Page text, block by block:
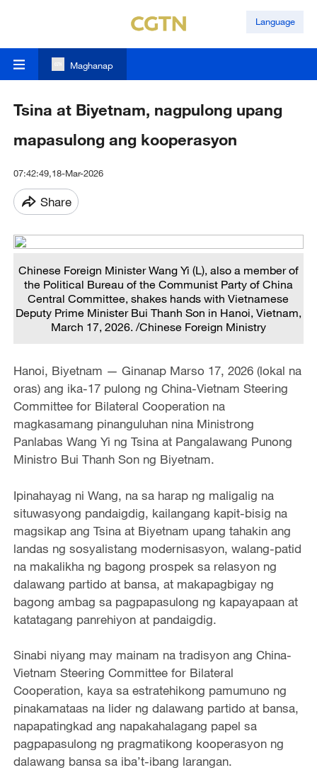
Language
Maghanap
Tsina at Biyetnam, nagpulong upang
mapasulong ang kooperasyon
07:42:49,18-Mar-2026
Share
Chinese Foreign Minister Wang Yi (L), also a member of
the Political Bureau of the Communist Party of China
Central Committee, shakes hands with Vietnamese
Deputy Prime Minister Bui Thanh Son in Hanoi, Vietnam,
March 17, 2026. /Chinese Foreign Ministry
Hanoi, Biyetnam — Ginanap Marso 17, 2026 (lokal na
oras) ang ika-17 pulong ng China-Vietnam Steering
Committee for Bilateral Cooperation na
magkasamang pinanguluhan nina Ministrong
Panlabas Wang Yi ng Tsina at Pangalawang Punong
Ministro Bui Thanh Son ng Biyetnam.
Ipinahayag ni Wang, na sa harap ng maligalig na
situwasyong pandaigdig, kailangang kapit-bisig na
magsikap ang Tsina at Biyetnam upang tahakin ang
landas ng sosyalistang modernisasyon, walang-patid
na makalikha ng bagong prospek sa relasyon ng
dalawang partido at bansa, at makapagbigay ng
bagong ambag sa pagpapasulong ng kapayapaan at
katatagang panrehiyon at pandaigdig.
Sinabi niyang may mainam na tradisyon ang China-
Vietnam Steering Committee for Bilateral
Cooperation, kaya sa estratehikong pamumuno ng
pinakamataas na lider ng dalawang partido at bansa,
napapatingkad ang napakahalagang papel sa
pagpapasulong ng pragmatikong kooperasyon ng
dalawang bansa sa iba’t-ibang larangan.